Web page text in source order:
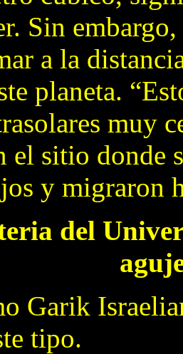
Sin embargo,
a la
planeta.
muy
el sitio donde
y migraron
del
Garik
tipo.